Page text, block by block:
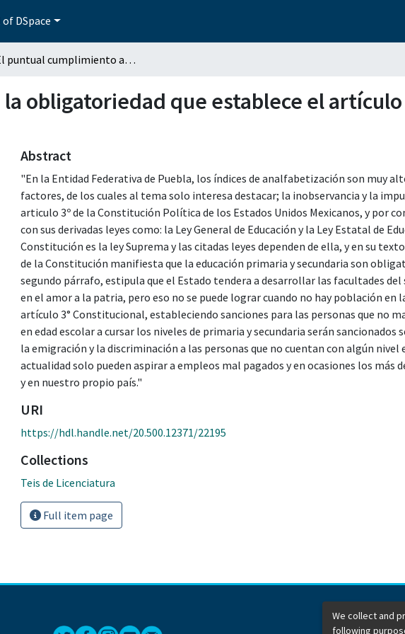
DSpace
El puntual cumplimiento a la obligatoriedad que establece el artículo 3° constitucional
obligatoriedad que establece el artículo
Abstract
"En la Entidad Federativa de Puebla, los índices de analfabetización son muy
factores, de los cuales al tema solo interesa destacar; la inobservancia y la
articulo 3º de la Constitución Política de los Estados Unidos Mexicanos, y por
con sus derivadas leyes como: la Ley General de Educación y la Ley Estatal de
Constitución es la ley Suprema y las citadas leyes dependen de ella, y en su
de la Constitución manifiesta que la educación primaria y secundaria son
segundo párrafo, estipula que el Estado tendera a desarrollar las facultades
en el amor a la patria, pero eso no se puede lograr cuando no hay población en
artículo 3° Constitucional, estableciendo sanciones para las personas que no
en edad escolar a cursar los niveles de primaria y secundaria serán
la emigración y la discriminación a las personas que no cuentan con algún nivel
actualidad solo pueden aspirar a empleos mal pagados y en ocasiones los más
y en nuestro propio país."
URI
https://hdl.handle.net/20.500.12371/22195
Collections
Teis de Licenciatura
Full item page
Dirección
We collect and
following